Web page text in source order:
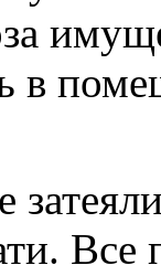
в